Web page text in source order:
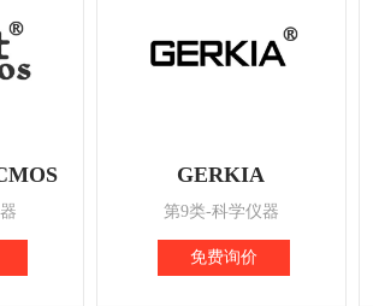
GERKIA
第9类-科学仪器
免费询价